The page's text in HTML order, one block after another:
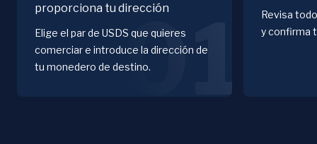
proporciona tu dirección
Elige el par de USDS que quieres
comerciar e introduce la dirección de
tu monedero de destino.01
Revisa
y confirma